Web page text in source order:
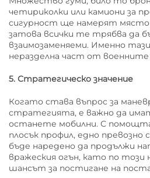
четириколки или камиони за
сигурност ще намерят място
затова всички те трябва да
взаимозаменяеми. Именно
неразделна част от
5. Стратегическо значение
Когато става въпрос за
стратегията, е важно да
останете мобилни. С
плосък профил, едно
бъде наредено да продължи
вражеския огън, като по този
шансът за постигане на